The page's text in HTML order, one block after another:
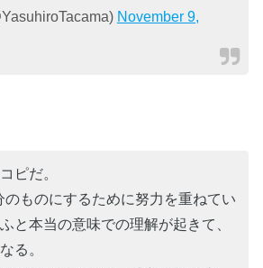
November 9,
ピだ。
ものにするために努力を重ねてい
と本当の意味での理解が起きて、
る。